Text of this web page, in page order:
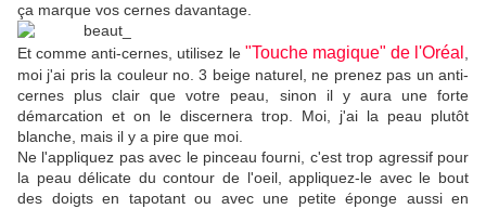
ça marque vos cernes davantage.
Et comme anti-cernes, utilisez le "Touche magique" de l'Oréal
moi j'ai pris la couleur no. 3 beige naturel, ne prenez pas un anti-
cernes plus clair que votre peau, sinon il y aura une forte
démarcation et on le discernera trop. Moi, j'ai la peau plutôt
blanche, mais il y a pire que moi.
Ne l'appliquez pas avec le pinceau fourni, c'est trop agressif pour
la peau délicate du contour de l'oeil, appliquez-le avec le bout
des doigts en tapotant ou avec une petite éponge aussi en